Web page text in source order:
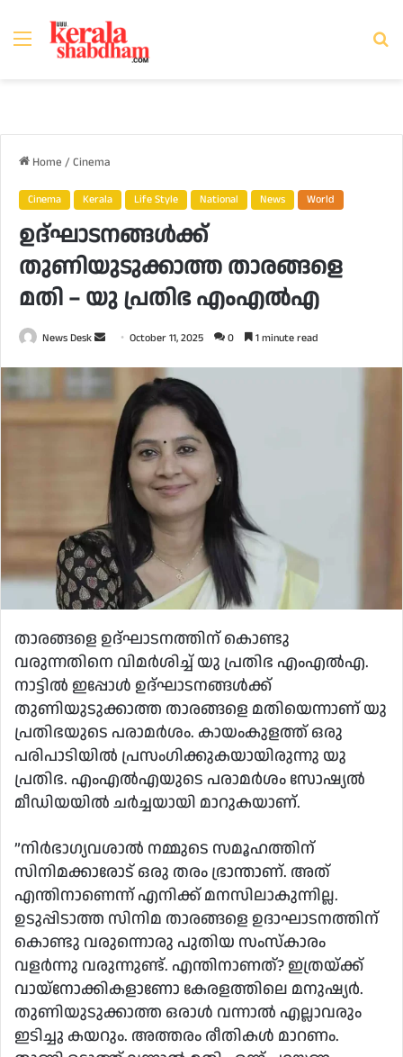
Menu
Home /Cinema
Cinema Kerala Life Style National News World
ഉദ്ഘാടനങ്ങള്‍ക്ക്
തുണിയുടുക്കാത്ത താരങ്ങളെ
മതി – യു പ്രതിഭ എംഎല്‍എ
News Desk
Send October 11, 2025 0 1 minute read
താരങ്ങളെ ഉദ്ഘാടനത്തിന് കൊണ്ടു
വരുന്നതിനെ വിമര്‍ശിച്ച് യു പ്രതിഭ എംഎല്‍എ.
നാട്ടില്‍ ഇപ്പോള്‍ ഉദ്ഘാടനങ്ങള്‍ക്ക്
തുണിയുടുക്കാത്ത താരങ്ങളെ മതിയെന്നാണ് യു
പ്രതിഭയുടെ പരാമര്‍ശം. കായംകുളത്ത് ഒരു
പരിപാടിയില്‍ പ്രസംഗിക്കുകയായിരുന്നു യു
പ്രതിഭ. എംഎല്‍എയുടെ പരാമര്‍ശം സോഷ്യല്‍
മീഡിയയില്‍ ചര്‍ച്ചയായി മാറുകയാണ്.
”നിര്‍ഭാഗ്യവശാല്‍ നമ്മുടെ സമൂഹത്തിന്
സിനിമക്കാരോട് ഒരു തരം ഭ്രാന്താണ്. അത്
എന്തിനാണെന്ന് എനിക്ക് മനസിലാകുന്നില്ല.
ഉടുപ്പിടാത്ത സിനിമ താരങ്ങളെ ഉദാഘാടനത്തിന്
കൊണ്ടു വരുന്നൊരു പുതിയ സംസ്‌കാരം
വളര്‍ന്നു വരുന്നുണ്ട്. എന്തിനാണത്? ഇത്രയ്ക്ക്
വായ്‌നോക്കികളാണോ കേരളത്തിലെ മനുഷ്യര്‍.
തുണിയുടുക്കാത്ത ഒരാള്‍ വന്നാല്‍ എല്ലാവരും
ഇടിച്ചു കയറും. അത്തരം രീതികള്‍ മാറണം.